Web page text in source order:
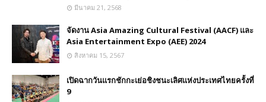
มีนาคม 21, 2568
จัดงาน Asia Amazing Cultural Festival (AACF) และ
Asia Entertainment Expo (AEE) 2024
สิงหาคม 15, 2567
เปิดฉากวันแรกชักกะเย่อชิงชนะเลิศแห่งประเทศไทยครั้งที่
9